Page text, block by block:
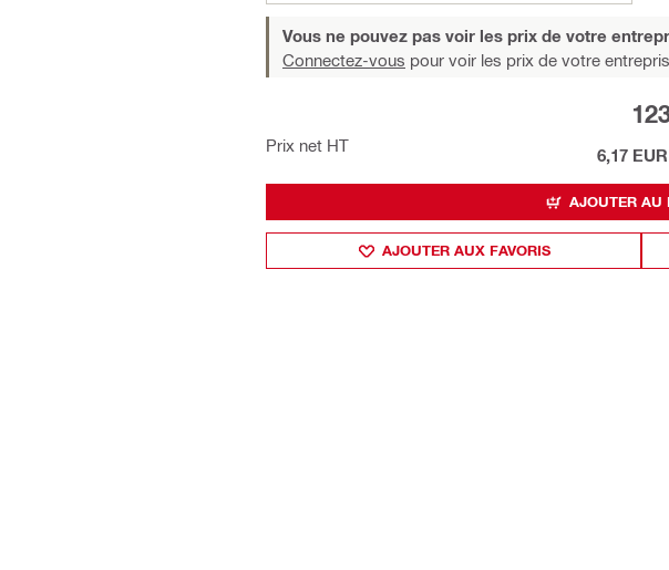
Vous ne pouvez pas voir les prix de votre
Connectez-vous pour voir les prix de votre
Prix net HT 6,17 EUR
AJOUTER AU
AJOUTER AUX FAVORIS